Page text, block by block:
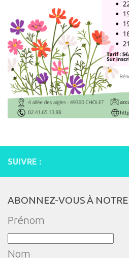
SUIVRE :
ABONNEZ-VOUS À
Prénom
Nom